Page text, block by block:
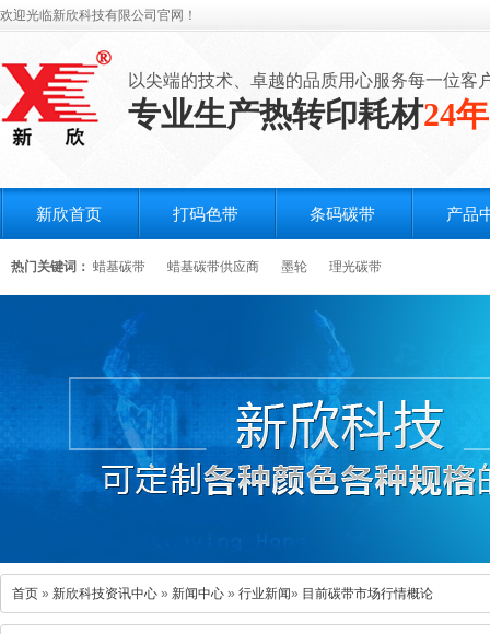
欢迎光临新欣科技有限公司官网！
以尖端的技术、卓越的品质用心服务每一位客
专业生产热转印耗材24年
新欣首页 打码色带 条码碳带 产品
热门关键词： 蜡基碳带 蜡基碳带供应商 墨轮 理光碳带
首页 » 新欣科技资讯中心 » 新闻中心 » 行业新闻» 目前碳带市场行情概论